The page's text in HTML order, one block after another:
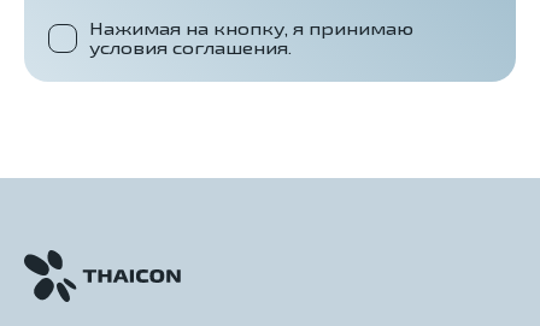
Нажимая на кнопку, я принимаю
условия соглашения.